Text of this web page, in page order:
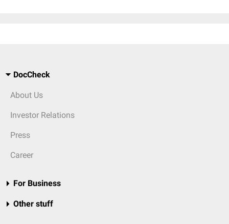
DocCheck
About Us
Investor Relations
Press
Career
For Business
Other stuff